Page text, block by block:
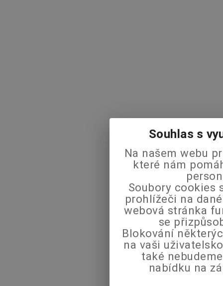
Souhlas s
Na našem webu
které nám
Soubory cookies
prohlížeči na
webová stránka
se
Blokování
na vaši
také
nabídku na